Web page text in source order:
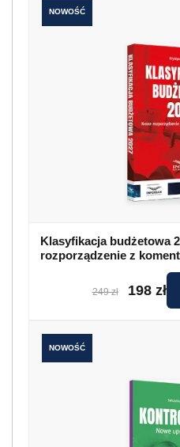
NOWOŚĆ
Klasyfikacja budżetowa
rozporządzenie z
249 zł 198 zł
NOWOŚĆ